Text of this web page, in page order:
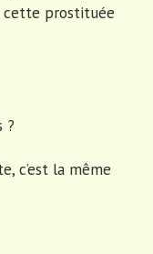
prostituée
?
c’est la même